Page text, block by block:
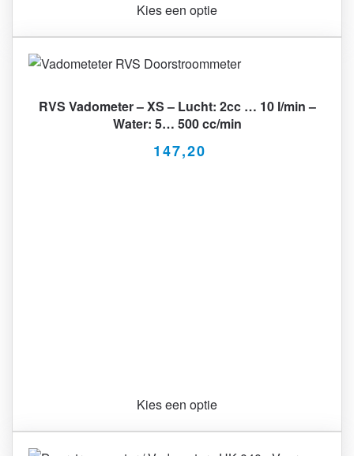
Kies een optie
RVS Vadometer – XS – Lucht: 2cc … 10 l/min –
Water: 5… 500 cc/min
147,20
Kies een optie